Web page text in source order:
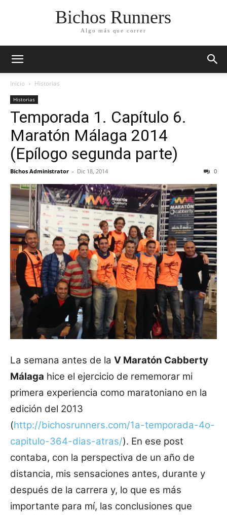
Bichos Runners
Algo más que correr
Inicio Historias
Historias
Temporada 1. Capítulo 6.
Maratón Málaga 2014
(Epílogo segunda parte)
Bichos Administrator - Dic 18, 2014 0
La semana antes de la V Maratón Cabberty
Málaga hice el ejercicio de rememorar mi
primera experiencia como maratoniano en la
edición del 2013
(http://bichosrunners.com/1a-temporada-4o-
capitulo-364-dias-atras/). En ese post
contaba, con la perspectiva de un año de
distancia, mis sensaciones antes, durante y
después de la carrera y, lo que es más
importante para mí, las conclusiones que